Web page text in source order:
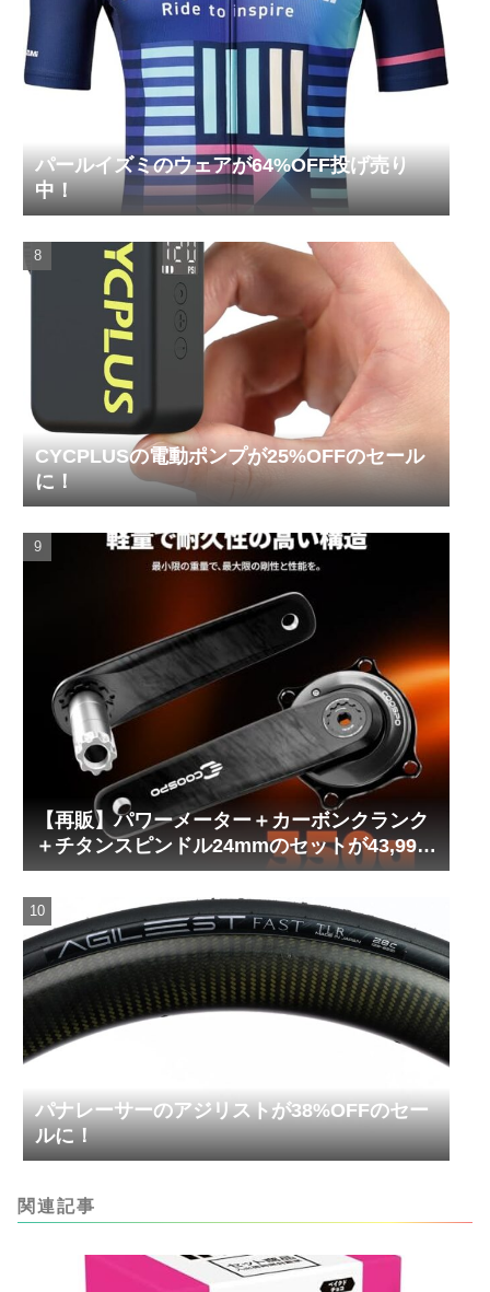
パールイズミのウェアが64%OFF投げ売り
中！
CYCPLUSの電動ポンプが25%OFFのセール
に！
【再販】パワーメーター＋カーボンクランク
＋チタンスピンドル24mmのセットが43,999
円！
パナレーサーのアジリストが38%OFFのセー
ルに！
関連記事